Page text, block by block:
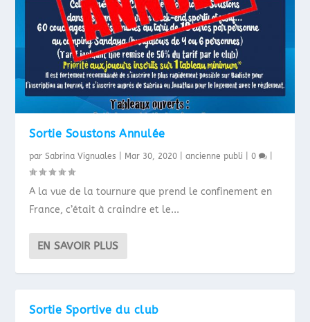
Sortie Soustons Annulée
parSabrina Vignuales Mar 30, 2020 |ancienne publi |0
A la vue de la tournure que prend le confinement en
France, c’était à craindre et le...
EN SAVOIR PLUS
Sortie Sportive du club